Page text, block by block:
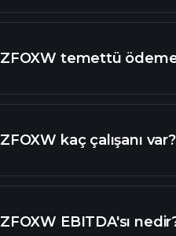
mali raporlar
ZFOXW temettü
yüksek temettü ödeyen
ZFOXW kaç çalışanı var?
en
ZFOXW EBITDA'sı